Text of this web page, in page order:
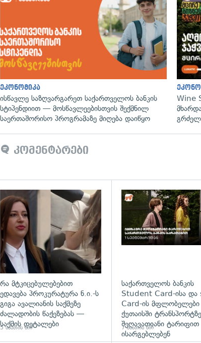
ეკონომიკა
ისწავლე საზღვარგარეთ საქართველოს ბანკის
სტიპენდიით — მოსწავლეებისთვის შექმნილ
საერთაშორისო პროგრამაზე მიღება დაიწყო
Wine
კომენტარები
გადახედვა
რა მტკიცებულებებით
ედავება პროკურატურა ნ.ი.-ს
გიგა ავალიანის საქმეზე
ძალადობის წაქეზებას —
საქმის დეტალები
5 საათის წინ
საქართველოს ბანკის
Student Card-ისა და
Card-ის მფლობელები
ქუთაისში ტრანსპორტზე
შეღავათიანი ტარიფით
ისარგებლებენ
7 საათის წინ